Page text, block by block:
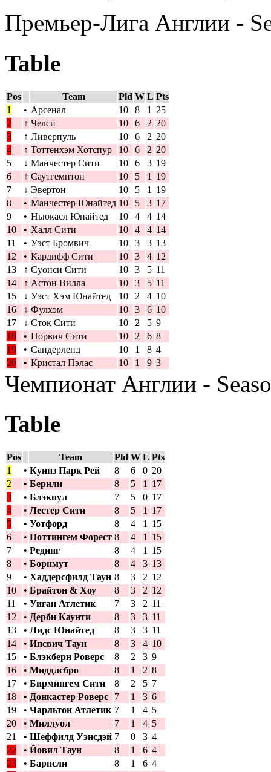
Премьер-Лига Англии -
Table
Pos Team Pld W L Pts
1
• Арсенал 10 8 1
25
2
↑ Челси 10 6 2 20
3
↑ Ливерпуль 10 6 2 20
4
↑ Тоттенхэм Хотспур 10 6 2 20
5
↓ Манчестер Сити 10 6 3 19
6
↑ Саутгемптон 10 5 1
19
7
↓ Эвертон 10 5 1
19
8
• Манчестер Юнайтед 10 5 3 17
9
• Ньюкасл Юнайтед 10 4 4 14
10
• Халл Сити 10 4 4 14
11
• Уэст Бромвич 10 3 3 13
12
• Кардифф Сити 10 3 4 12
13
↑ Суонси Сити 10 3 5 11
14
↑ Астон Вилла 10 3 5 11
15
↓ Уэст Хэм Юнайтед 10 2 4 10
16
↓ Фулхэм 10 3 6 10
17
↓ Сток Сити 10 2 5 9
18
• Норвич Сити 10 2 6 8
19
• Сандерленд 10 1 8 4
20
• Кристал Пэлас 10 1 9 3
Чемпионат Англии -
Table
Pos Team Pld W L Pts
1
• Куинз Парк Рей 8 6 0 20
2
• Бернли 8 5 1
17
3
• Блэкпул 7 5 0 17
4
• Лестер Сити 8 5 1
17
5
• Уотфорд 8 4 1
15
6
• Ноттингем Форест 8 4 1
15
7
• Рединг 8 4 1
15
8
• Борнмут 8 4 3 13
9
• Хаддерсфилд Таун 8 3 2 12
10
• Брайтон & Хоу 8 3 2 12
11
• Уиган Атлетик 7 3 2 11
12
• Дерби Каунти 8 3 3 11
13
• Лидс Юнайтед 8 3 3 11
14
• Ипсвич Таун 8 3 4 10
15
• Блэкберн Роверс 8 2 3 9
16
• Миддлсбро 8 1 2 8
17
• Бирмингем Сити 8 2 5 7
18
• Донкастер Роверс 7 1 3 6
19
• Чарльтон Атлетик 7 1 4 5
20
• Миллуол 7 1 4 5
21
• Шеффилд Уэнсдэй 7 0 3 4
22
• Йовил Таун 8 1 6 4
23
• Барнсли 8 1 6 4